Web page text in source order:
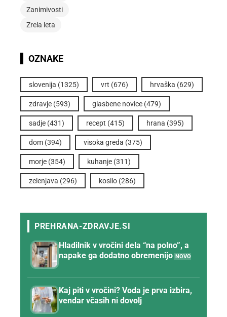
Zanimivosti
Zrela leta
OZNAKE
slovenija (1325) vrt (676) hrvaška (629)
zdravje (593) glasbene novice (479)
sadje (431) recept (415) hrana (395)
dom (394) visoka greda (375)
morje (354) kuhanje (311)
zelenjava (296) kosilo (286)
Hladilnik v vročini dela “na polno”, a
napake ga dodatno obremenijo
Kaj piti v vročini? Voda je prva izbira,
vendar včasih ni dovolj